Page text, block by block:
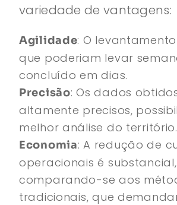
variedade de vantagens:
Agilidade: O
que poderiam levar
concluído em dias.
Precisão: Os dados
altamente precisos,
melhor análise do território.
Economia: A redução de
operacionais é substancial,
comparando-se aos
tradicionais, que